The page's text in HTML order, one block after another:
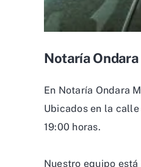
Notaría
En Notaría Ondara
Ubicados en la
19:00 horas.
Nuestro equipo